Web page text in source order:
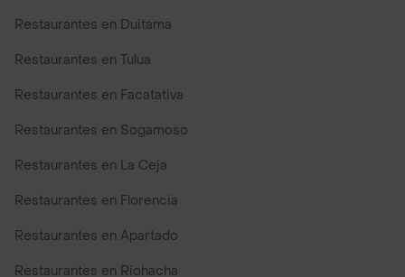
Restaurantes en Duitama
Restaurantes en Tulua
Restaurantes en Facatativa
Restaurantes en Sogamoso
Restaurantes en La Ceja
Restaurantes en Florencia
Restaurantes en Apartado
Restaurantes en Riohacha